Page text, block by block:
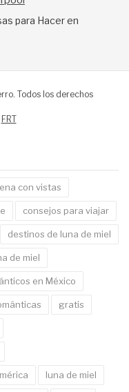
para Hacer en
Todos los derechos
FRT
con vistas
consejos para viajar
destinos de luna de miel
de miel
en México
gratis
luna de miel